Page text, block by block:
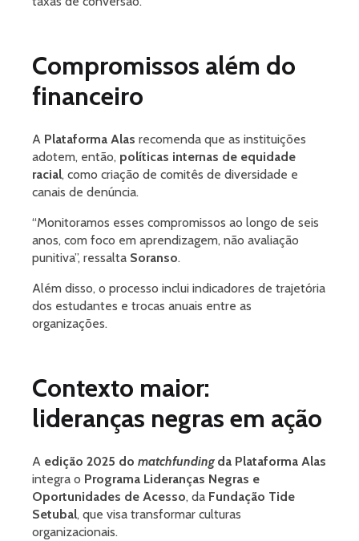
Compromissos além do
financeiro
A Plataforma Alas recomenda que as instituições
adotem, então, políticas internas de equidade
racial, como criação de comitês de diversidade e
canais de denúncia.
“Monitoramos esses compromissos ao longo de seis
anos, com foco em aprendizagem, não avaliação
punitiva”, ressalta Soranso.
Além disso, o processo inclui indicadores de trajetória
dos estudantes e trocas anuais entre as
organizações.
Contexto maior:
lideranças negras em ação
A edição 2025 do matchfunding da Plataforma Alas
integra o Programa Lideranças Negras e
Oportunidades de Acesso, da Fundação Tide
Setubal, que visa transformar culturas
organizacionais.